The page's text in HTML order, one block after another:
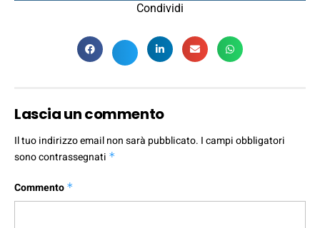
Condividi
Lascia un commento
Il tuo indirizzo email non sarà pubblicato. I campi obbligatori
sono contrassegnati *
Commento *